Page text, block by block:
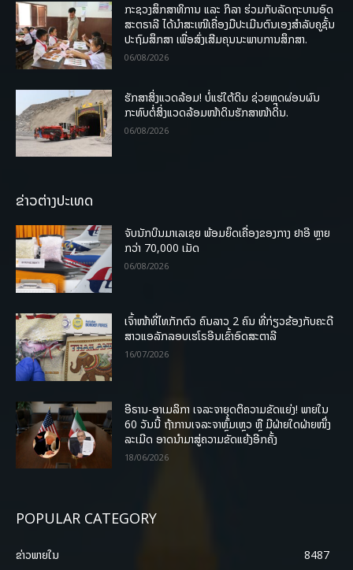
ກະຊວງສຶກສາທິການ ແລະ ກິລາ ຮ່ວມກັບລັດຖະບານອົດ
ສະຕຣາລີ ໄດ້ນຳສະເໜີເຄື່ອງມືປະເມີນຕົນເອງສຳລັບຄູຊັ້ນ
ປະຖົມສຶກສາ ເພື່ອສົ່ງເສີມຄຸນນະພາບການສຶກສາ.
06/08/2026
ຮັກສາສິ່ງແວດລ້ອມ! ບໍ່ແຮ່ໃຕ້ດິນ ຊ່ວຍຫຼຸດຜ່ອນຜົນ
ກະທົບຕໍ່ສິ່ງແວດລ້ອມໜ້າດິນຮັກສາໜ້າດິນ.
06/08/2026
ຂ່າວຕ່າງປະເທດ
ຈັບນັກບິນມາເລເຊຍ ພ້ອມຍຶດເຄື່ອງຂອງກາງ ຢາອີ ຫຼາຍ
ກວ່າ 70,000 ເມັດ
06/08/2026
ເຈົ້າໜ້າທີ່ໄທກັກຕົວ ຄົນລາວ 2 ຄົນ ທີ່ກ່ຽວຂ້ອງກັບຄະດີ
ສາວແອລັກລອບເຮໂຣອີນເຂົ້າອົດສະຕາລີ
16/07/2026
ອີຣານ-ອາເມລິກາ ເຈລະຈາຍຸດຕິຄວາມຂັດແຍ່ງ! ພາຍໃນ
60 ວັນນີ້ ຖ້າການເຈລະຈາຫຼົ້ມເຫຼວ ຫຼື ມີຝ່າຍໃດຝ່າຍໜຶ່ງ
ລະເມີດ ອາດນໍາມາສູ່ຄວາມຂັດແຍ້ງອີກຄັ້ງ
18/06/2026
POPULAR CATEGORY
ຂ່າວພາຍ​ໃນ
8487